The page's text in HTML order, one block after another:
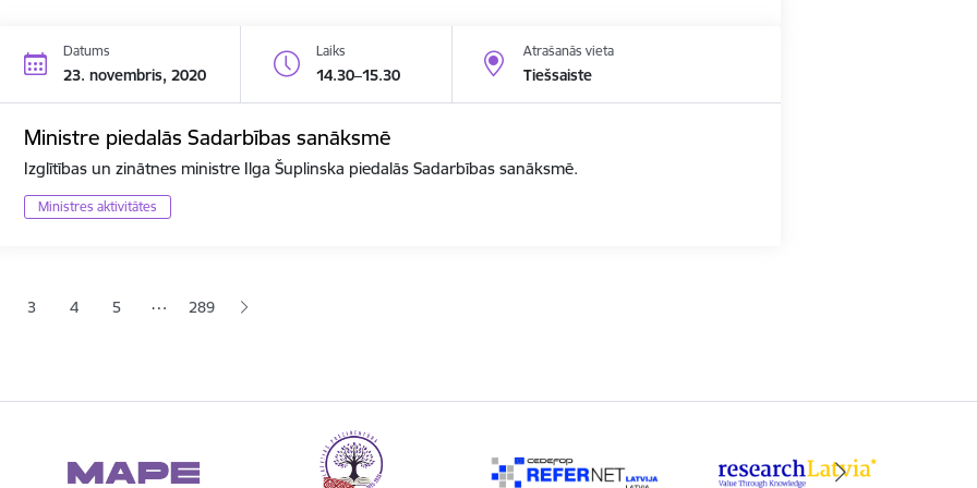
Datums
23. novembris, 2020
Laiks
14.30–15.30
Atrašanās vieta
Tiešsaiste
Ministre piedalās Sadarbības sanāksmē
Izglītības un zinātnes ministre Ilga Šuplinska piedalās Sadarbības sanāksmē.
Ministres aktivitātes
lapaLapa
3 Lapa
4 Lapa
5 … 289